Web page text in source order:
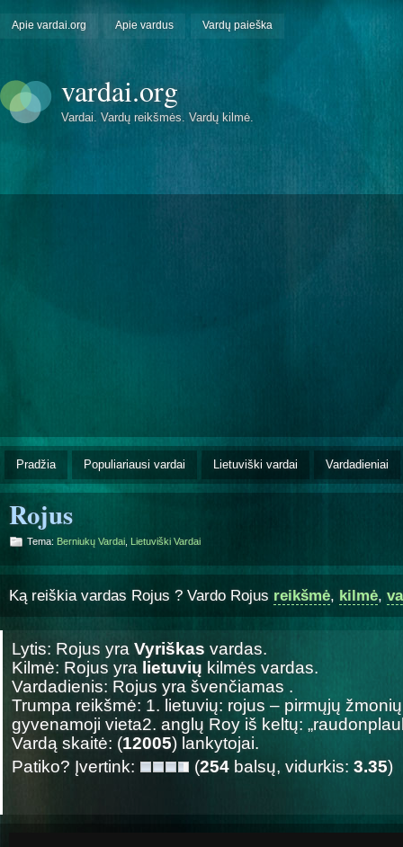
Apie vardai.org Apie vardus Vardų paieška
vardai.org
Vardai. Vardų reikšmės. Vardų kilmė.
Pradžia Populiariausi vardai Lietuviški vardai Vardadieniai
Rojus
Tema: Berniukų Vardai Lietuviški Vardai
Ką reiškia vardas Rojus ? Vardo Rojus reikšmė, kilmė,
Lytis: Rojus yra Vyriškas vardas.
Kilmė: Rojus yra lietuvių kilmės vardas.
Vardadienis: Rojus yra švenčiamas .
Trumpa reikšmė: 1. lietuvių: rojus – pirmųjų
gyvenamoji vieta2. anglų Roy iš keltų:
Vardą skaitė: (12005) lankytojai.
Patiko? Įvertink:
(254 balsų, vidurkis: 3.35)